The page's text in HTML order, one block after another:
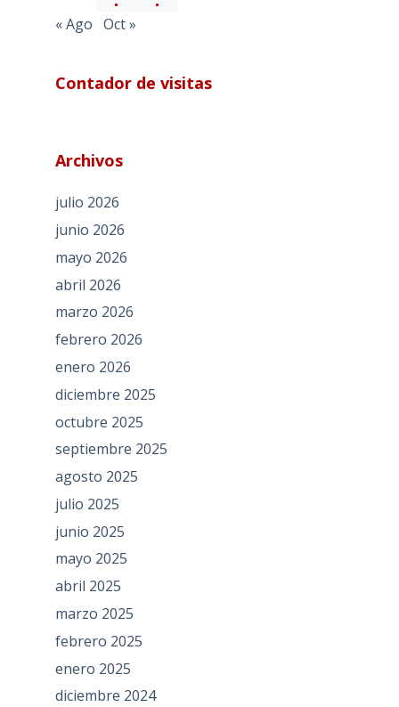
« Ago Oct »
Contador de visitas
Archivos
julio 2026
junio 2026
mayo 2026
abril 2026
marzo 2026
febrero 2026
enero 2026
diciembre 2025
octubre 2025
septiembre 2025
agosto 2025
julio 2025
junio 2025
mayo 2025
abril 2025
marzo 2025
febrero 2025
enero 2025
diciembre 2024